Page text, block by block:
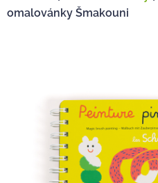
omalovánky Šmakouni